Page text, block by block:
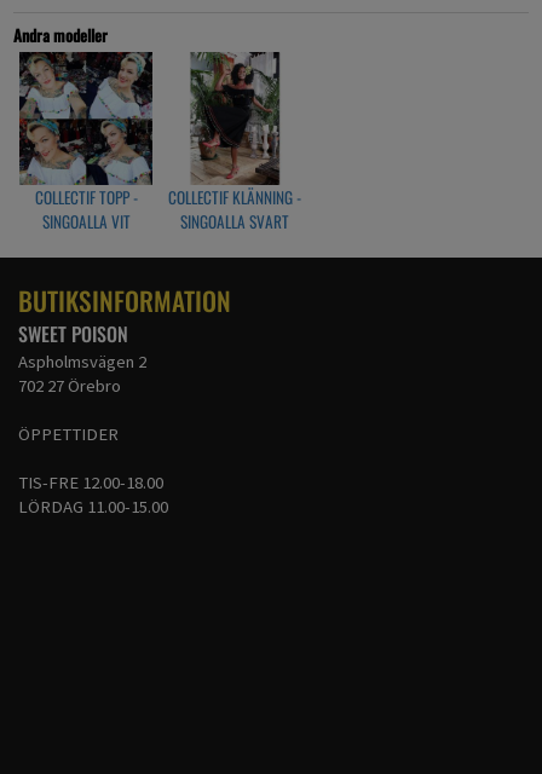
Ungefärlig längd (storlek 10): 15 1/2 tum / 39.5cm, från centrum fram till halsen.
Fit: Avslappnad passform.
Tyg: Huvudsaklig; 100% viskos. Kant; 100% Polyester.
Tvättråd: Maskintvätt vid 30 grader. Kallt järn.
Andra modeller
COLLECTIF TOPP -
SINGOALLA VIT
COLLECTIF KLÄNNING -
SINGOALLA SVART
BUTIKSINFORMATION
SWEET POISON
Aspholmsvägen 2
702 27 Örebro
ÖPPETTIDER
TIS-FRE 12.00-18.00
LÖRDAG 11.00-15.00